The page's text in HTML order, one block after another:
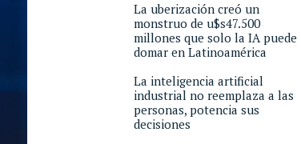
La uberización creó un
monstruo de u$s47.500
millones que solo la IA puede
domar en Latinoamérica
La inteligencia artificial
industrial no reemplaza a las
personas, potencia sus
decisiones